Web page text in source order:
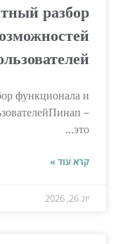
разбор
функционала и
–
это...
קרא עוד »
יונ 26, 2026